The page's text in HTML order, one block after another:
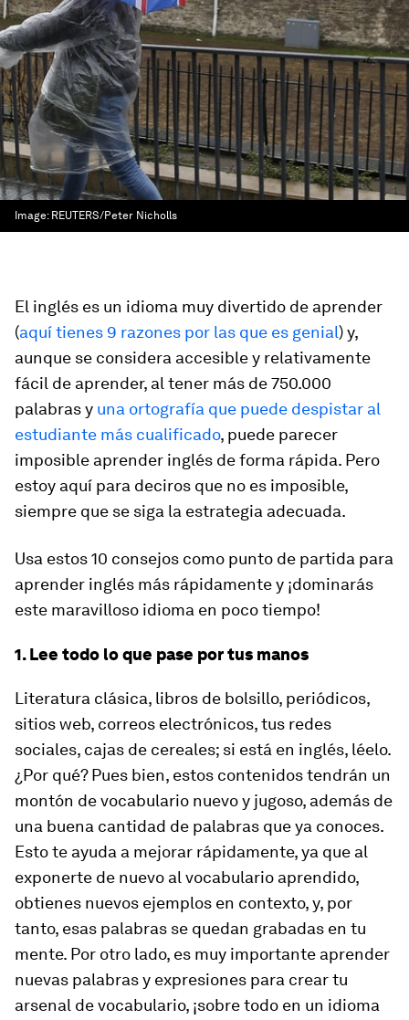
Image: REUTERS/Peter Nicholls
El inglés es un idioma muy divertido de aprender
(aquí tienes 9 razones por las que es genial) y,
aunque se considera accesible y relativamente
fácil de aprender, al tener más de 750.000
palabras y una ortografía que puede despistar al
estudiante más cualificado, puede parecer
imposible aprender inglés de forma rápida. Pero
estoy aquí para deciros que no es imposible,
siempre que se siga la estrategia adecuada.
Usa estos 10 consejos como punto de partida para
aprender inglés más rápidamente y ¡dominarás
este maravilloso idioma en poco tiempo!
1. Lee todo lo que pase por tus manos
Literatura clásica, libros de bolsillo, periódicos,
sitios web, correos electrónicos, tus redes
sociales, cajas de cereales; si está en inglés, léelo.
¿Por qué? Pues bien, estos contenidos tendrán un
montón de vocabulario nuevo y jugoso, además de
una buena cantidad de palabras que ya conoces.
Esto te ayuda a mejorar rápidamente, ya que al
exponerte de nuevo al vocabulario aprendido,
obtienes nuevos ejemplos en contexto, y, por
tanto, esas palabras se quedan grabadas en tu
mente. Por otro lado, es muy importante aprender
nuevas palabras y expresiones para crear tu
arsenal de vocabulario, ¡sobre todo en un idioma